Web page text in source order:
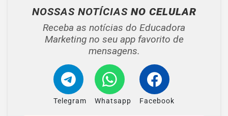
NOSSAS NOTÍCIAS NO CELULAR
Receba as notícias do Educadora
Marketing no seu app favorito de
mensagens.
Telegram Whatsapp Facebook